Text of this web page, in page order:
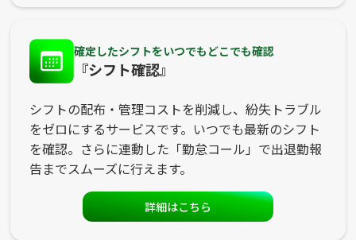
確定したシフトをいつでもどこでも確認
『シフト確認』
シフトの配布・管理コストを削減し、紛失トラブル
をゼロにするサービスです。いつでも最新のシフト
を確認。さらに連動した「勤怠コール」で出退勤報
告までスムーズに行えます。
詳細はこちら